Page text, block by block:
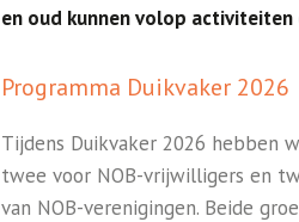
en oud kunnen volop activiteiten
Programma Duikvaker 2026
Tijdens Duikvaker 2026 hebben
twee voor NOB-vrijwilligers en
van NOB-verenigingen. Beide